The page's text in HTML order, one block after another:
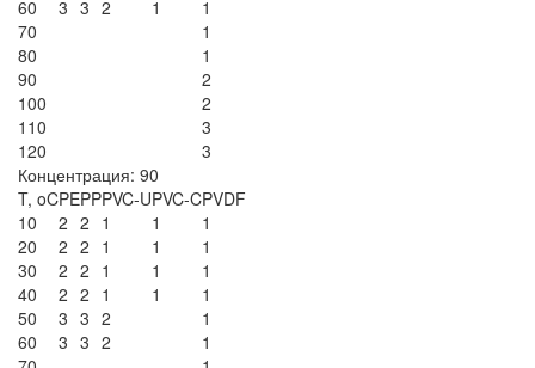
60
3 3 2 1
1
70
1
80
1
90
2
100
2
110
3
120
3
Концентрация: 90
T, oCPEPPPVC-UPVC-CPVDF
10
2 2 1 1
1
20
2 2 1 1
1
30
2 2 1 1
1
40
2 2 1 1
1
50
3 3 2
1
60
3 3 2
1